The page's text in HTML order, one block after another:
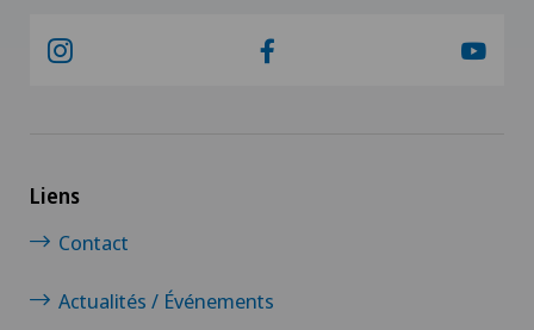
Liens
Contact
Actualités / Événements